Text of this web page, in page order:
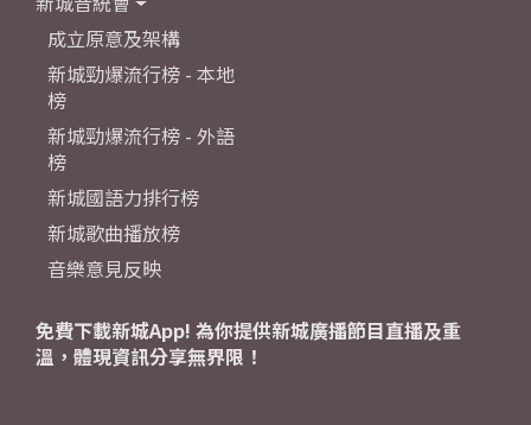
成立原意及架構
新城勁爆流行榜 - 本地
榜
新城勁爆流行榜 - 外語
榜
新城國語力排行榜
新城歌曲播放榜
音樂意見反映
免費下載新城App! 為你提供新城廣播節目直播及重
溫，體現資訊分享無界限！